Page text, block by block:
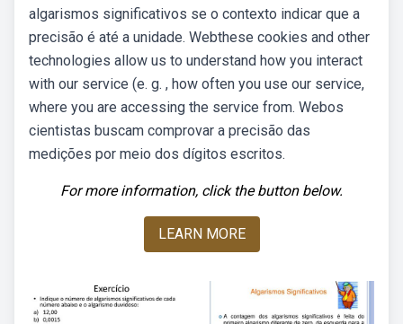
algarismos significativos se o contexto indicar que a
precisão é até a unidade. Webthese cookies and other
technologies allow us to understand how you interact
with our service (e. g. , how often you use our service,
where you are accessing the service from. Webos
cientistas buscam comprovar a precisão das
medições por meio dos dígitos escritos.
For more information, click the button below.
LEARN MORE